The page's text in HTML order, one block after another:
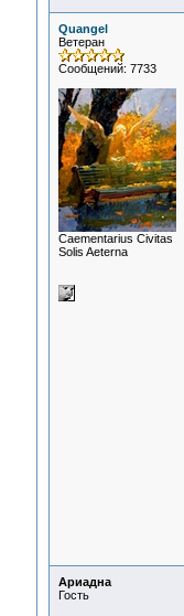
Quangel
Ветеран
Сообщений: 7733
Сaementarius Civitas
Solis Aeterna
Ариадна
Гость